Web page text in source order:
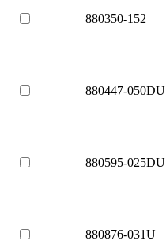
880350-152
880447-050DU
880595-025DU
880876-031U